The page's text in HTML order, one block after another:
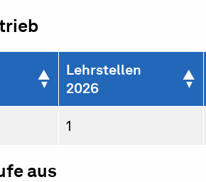
Lehrstellen
2026
1
aus